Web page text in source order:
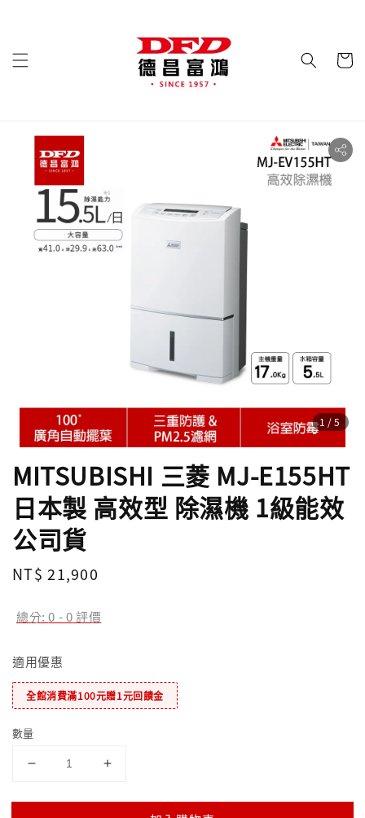
1 /5
MITSUBISHI 三菱 MJ-E155HT
日本製 高效型 除濕機 1級能效
公司貨
Regular
NT$ 21,900
總分:0 -0評價
適用優惠
全館消費滿100元贈1元回饋金
數量